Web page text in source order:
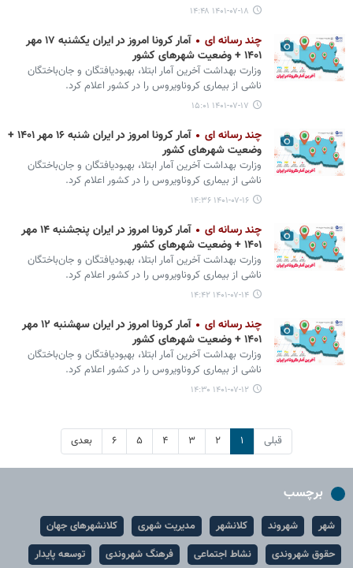
۱۴۰۱-۰۷-۱۸ ۱۴:۴۸
چند رسانه ای
آمار کرونا امروز در ایران یکشنبه ۱۷ مهر
۱۴۰۱ + وضعیت شهرهای کشور
وزارت بهداشت آخرین آمار ابتلا، بهبودیافتگان و جان‌باختگان
ناشی از بیماری کروناویروس را در کشور اعلام کرد.
۱۴۰۱-۰۷-۱۷ ۱۵:۰۱
چند رسانه ای
آمار کرونا امروز در ایران شنبه ۱۶ مهر ۱۴۰۱ +
وضعیت شهرهای کشور
وزارت بهداشت آخرین آمار ابتلا، بهبودیافتگان و جان‌باختگان
ناشی از بیماری کروناویروس را در کشور اعلام کرد.
۱۴۰۱-۰۷-۱۶ ۱۴:۳۶
چند رسانه ای
آمار کرونا امروز در ایران پنجشنبه ۱۴ مهر
۱۴۰۱ + وضعیت شهرهای کشور
وزارت بهداشت آخرین آمار ابتلا، بهبودیافتگان و جان‌باختگان
ناشی از بیماری کروناویروس را در کشور اعلام کرد.
۱۴۰۱-۰۷-۱۴ ۱۴:۴۲
چند رسانه ای
آمار کرونا امروز در ایران سه‎شنبه ۱۲ مهر
۱۴۰۱ + وضعیت شهرهای کشور
وزارت بهداشت آخرین آمار ابتلا، بهبودیافتگان و جان‌باختگان
ناشی از بیماری کروناویروس را در کشور اعلام کرد.
۱۴۰۱-۰۷-۱۲ ۱۴:۳۰
قبلی ۱ ۲ ۳ ۴ ۵ ۶ بعدی
برچسب
شهر شهروند کلانشهر مدیریت شهری
کلانشهرهای جهان
حقوق شهروندی
نشاط اجتماعی فرهنگ شهروندی توسعه پایدار